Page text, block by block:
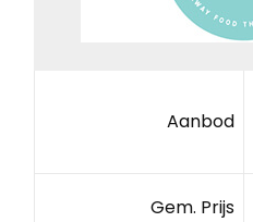
Aanbod
Gem. Prijs